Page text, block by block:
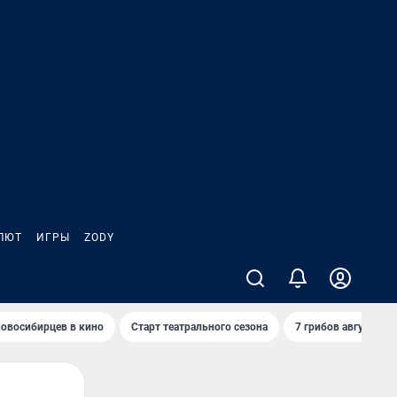
ИГРЫ ZODY
в кино Старт театрального сезона 7 грибов августа